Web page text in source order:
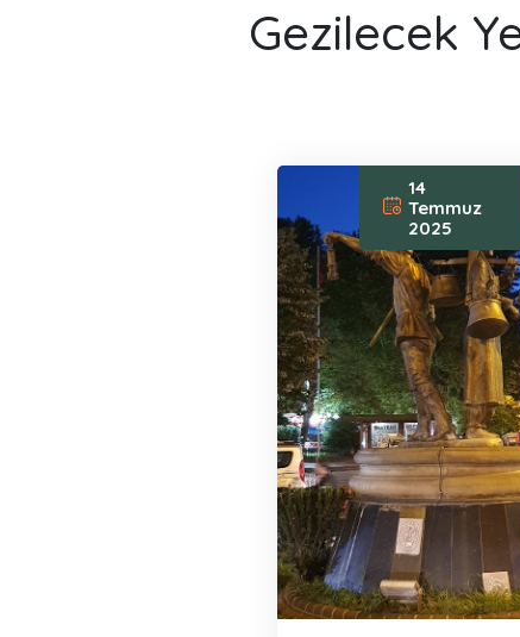
Gezilecek
14
Temmuz
2025